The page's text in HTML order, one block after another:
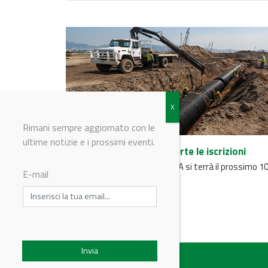
TEPPFA Forum 2018: aperte le iscrizioni
L’evento annuale dei di TEPPFA si terrà il prossimo 10
Rimani sempre aggiornato con le
ultime notizie e i prossimi eventi.
E-mail